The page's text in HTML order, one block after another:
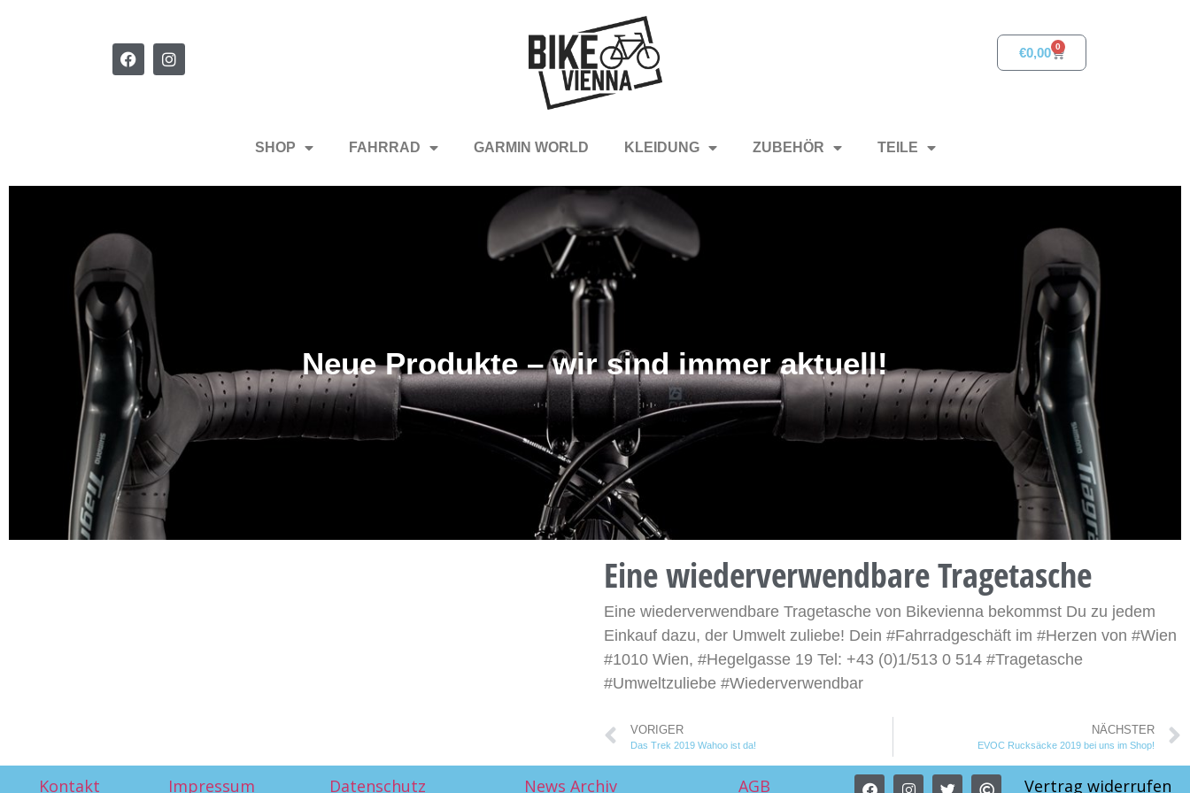
€0,00 0
SHOP FAHRRAD GARMIN WORLD KLEIDUNG ZUBEHÖR TEILE
Neue Produkte – wir sind immer aktuell!
Eine wiederverwendbare Tragetasche
Eine wiederverwendbare Tragetasche von Bikevienna bekommst Du zu jedem
Einkauf dazu, der Umwelt zuliebe! Dein #Fahrradgeschäft im #Herzen von #Wien
#1010 Wien, #Hegelgasse 19 Tel: +43 (0)1/513 0 514 #Tragetasche
#Umweltzuliebe #Wiederverwendbar
VORIGER
Das Trek 2019 Wahoo ist da!
NÄCHSTER
EVOC Rucksäcke 2019 bei uns im Shop!
Kontakt Impressum Datenschutz News Archiv AGB Vertrag widerrufen